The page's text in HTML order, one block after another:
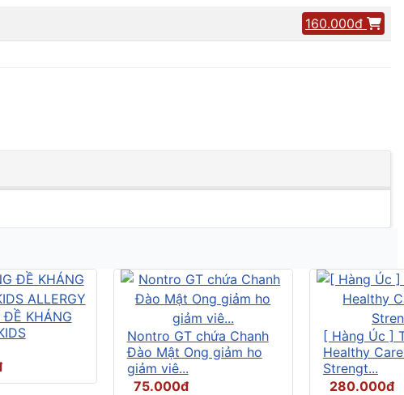
160.000đ
ĐỀ KHÁNG
Nontro GT chứa Chanh
Đào Mật Ong giảm ho
giảm viê...
75.000đ
[ Hàng Úc ]
Healthy
Strengt...
280.000đ